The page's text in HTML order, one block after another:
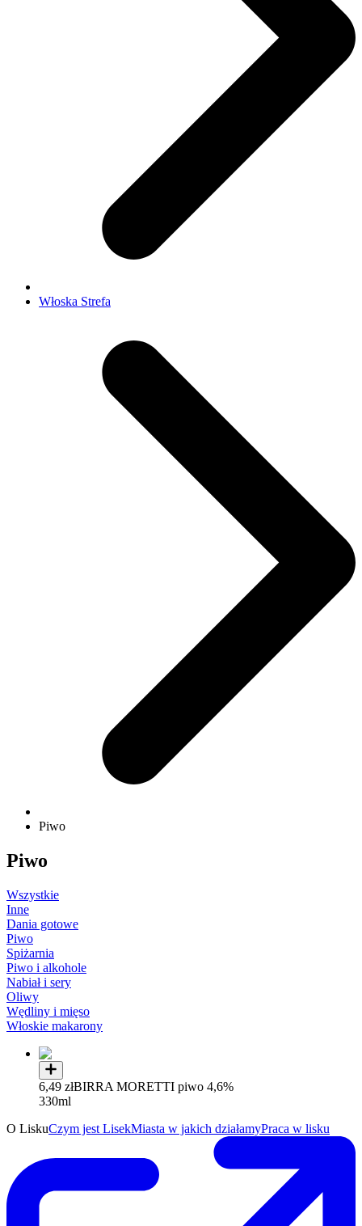
Włoska Strefa
Piwo
Piwo
Wszystkie
Inne
Dania gotowe
Piwo
Spiżarnia
Piwo i alkohole
Nabiał i sery
Oliwy
Wędliny i mięso
Włoskie makarony
6,49 złBIRRA MORETTI piwo 4,6%
330ml
O LiskuCzym jest LisekMiasta w jakich działamyPraca w lisku